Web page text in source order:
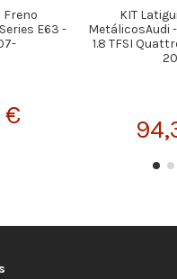
Freno
E63 -
€
KIT
MetálicosAudi
1.8 TFSI